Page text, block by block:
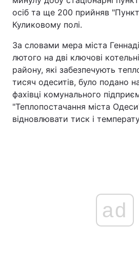
осіб та ще 200 прийняв
Куликовому полі.
За словами мера міста
лютого на дві ключові
району, які забезпечують
тисяч одеситів, було подано
фахівці комунального
"Теплопостачання міста
відновлювати тиск і
ad